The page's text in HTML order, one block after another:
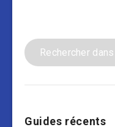
Guides récents